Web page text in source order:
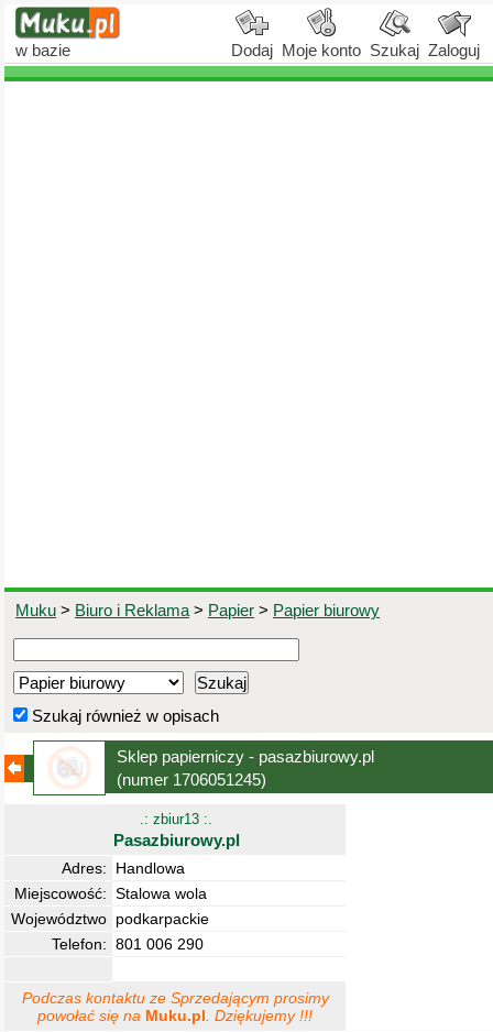
w bazie Dodaj Moje konto Szukaj Zaloguj
Muku > Biuro i Reklama > Papier > Papier biurowy
Szukaj również w opisach
Sklep papierniczy - pasazbiurowy.pl
(numer 1706051245)
.: zbiur13 :.
Pasazbiurowy.pl
Adres:
Handlowa
Miejscowość: Stalowa wola
Województwo podkarpackie
Telefon: 801 006 290
Podczas kontaktu ze Sprzedającym prosimy
powołać się na Muku.pl . Dziękujemy !!!